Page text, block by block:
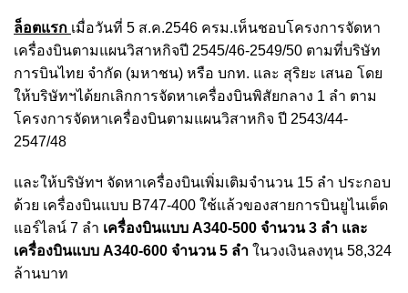
ล็อตแรก เมื่อวันที่ 5 ส.ค.2546 ครม.เห็นชอบโครงการจัดหา
เครื่องบินตามแผนวิสาหกิจปี 2545/46-2549/50 ตามที่บริษัท
การบินไทย จำกัด (มหาชน) หรือ บกท. และ สุริยะ เสนอ โดย
ให้บริษัทฯได้ยกเลิกการจัดหาเครื่องบินพิสัยกลาง 1 ลำ ตาม
โครงการจัดหาเครื่องบินตามแผนวิสาหกิจ ปี 2543/44-
2547/48
และให้บริษัทฯ จัดหาเครื่องบินเพิ่มเติมจำนวน 15 ลำ ประกอบ
ด้วย เครื่องบินแบบ B747-400 ใช้แล้วของสายการบินยูไนเต็ด
แอร์ไลน์ 7 ลำ เครื่องบินแบบ A340-500 จำนวน 3 ลำ และ
เครื่องบินแบบ A340-600 จำนวน 5 ลำ ในวงเงินลงทุน 58,324
ล้านบาท